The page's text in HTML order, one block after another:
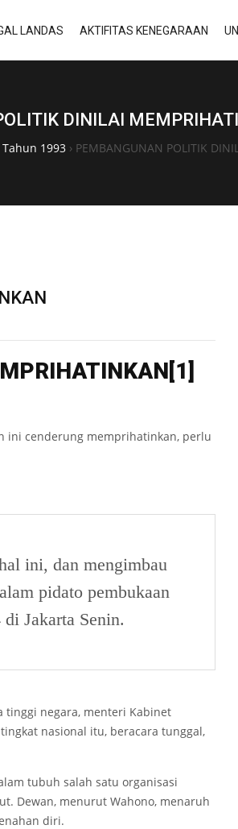
LANDAS AKTIFITAS KENEGARAAN
DINILAI
1993› PEMBANGUNAN POLITIK
[1]
ini cenderung memprihatinkan, perlu
ini, dan mengimbau
pidato pembukaan
Jakarta Senin.
tinggi negara, menteri Kabinet
nasional itu, beracara tunggal,
tubuh salah satu organisasi
Dewan, menurut Wahono, menaruh
diri.